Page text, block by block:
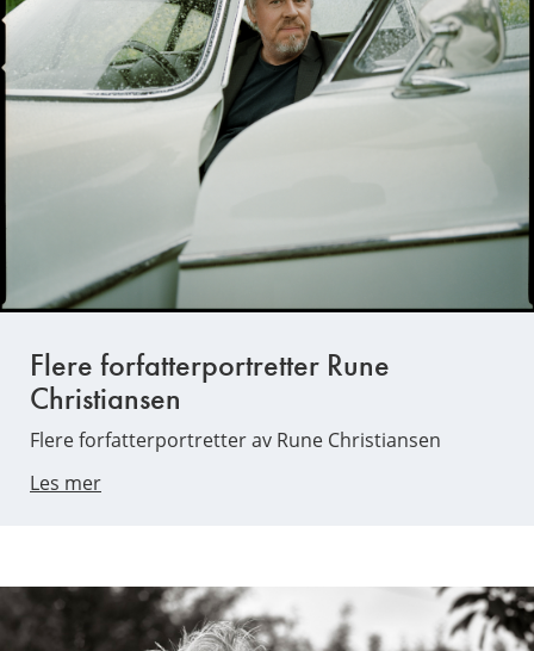
Flere forfatterportretter Rune
Christiansen
Flere forfatterportretter av Rune Christiansen
Les mer